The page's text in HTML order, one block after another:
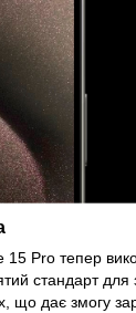
Pro тепер
стандарт
що дає змогу